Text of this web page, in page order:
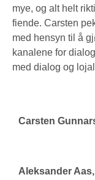
mye, og alt helt
fiende. Carsten
med hensyn til å
kanalene for
med dialog og
Carsten
Aleksander Aas,